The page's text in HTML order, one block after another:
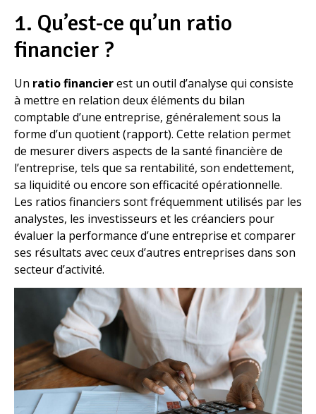
1. Qu’est-ce qu’un ratio
financier ?
Un ratio financierest un outil d’analyse qui consiste
à mettre en relation deux éléments du bilan
comptable d’une entreprise, généralement sous la
forme d’un quotient (rapport). Cette relation permet
de mesurer divers aspects de la santé financière de
l’entreprise, tels que sa rentabilité, son endettement,
sa liquidité ou encore son efficacité opérationnelle.
Les ratios financiers sont fréquemment utilisés par les
analystes, les investisseurs et les créanciers pour
évaluer la performance d’une entreprise et comparer
ses résultats avec ceux d’autres entreprises dans son
secteur d’activité.